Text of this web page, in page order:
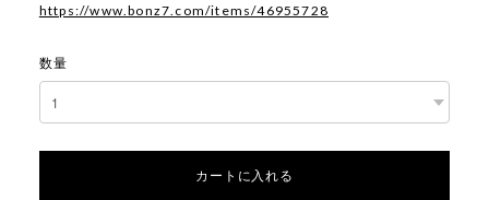
https://www.bonz7.com/items/46955728
数量
カートに入れる